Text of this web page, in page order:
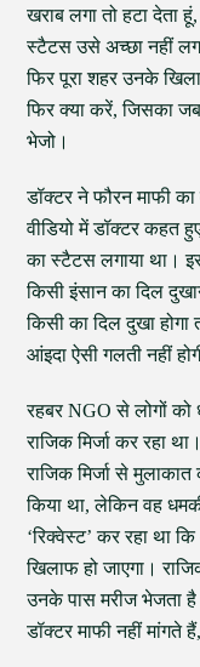
खराब लगा तो हटा देता
स्टैटस उसे अच्छा नहीं
फिर पूरा शहर उनके
फिर क्या करें, जिसका
भेजो।
डॉक्टर ने फौरन माफी
वीडियो में डॉक्टर कहत
का स्टैटस लगाया था।
किसी इंसान का दिल
किसी का दिल दुखा
आंइदा ऐसी गलती नहीं
रहबर NGO से लोगों को
राजिक मिर्जा कर रहा
राजिक मिर्जा से
किया था, लेकिन वह
‘रिक्वेस्ट’ कर रहा था
खिलाफ हो जाएगा।
उनके पास मरीज भेजता
डॉक्टर माफी नहीं मांगते